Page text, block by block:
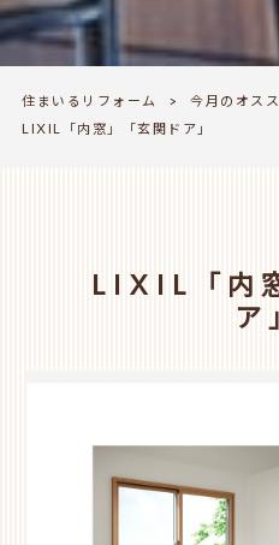
住まいるリフォーム > 今月のオス
LIXIL「内窓」「玄関ドア」
LIXIL「内
ア」